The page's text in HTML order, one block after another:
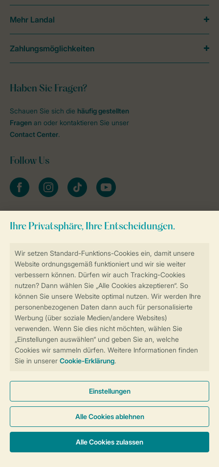
Weitere Informationen und Einstellungen
Sicher und schnell zur Online-Buchung
Sichere Datenübertragung
Sicheres Bezahlen
Haben Sie Fragen?
Schauen Sie sich die häufig gestellten
Fragen an oder kontaktieren Sie unser
Contact Center.
Follow Us
facebookinstagramtiktok youtube
Zum Newsletter anmelden
Mehr Landal
Zahlungsmöglichkeiten